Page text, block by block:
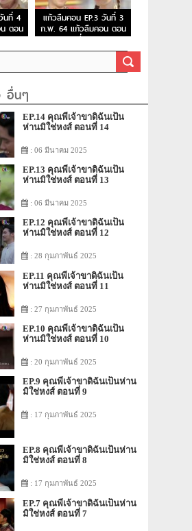
นที่ 4
ตอน
แก้วลืมคอน EP.3 วันที่ 3
ก.พ. 64 แก้วลืมคอน ตอน
ที่ 3
อื่นๆ
EP.14 คุณพี่เจ้าขาดิฉันเป็น
ห่านมิใช่หงส์ ตอนที่ 14
: 06 มีนาคม 2025
EP.13 คุณพี่เจ้าขาดิฉันเป็น
ห่านมิใช่หงส์ ตอนที่ 13
: 06 มีนาคม 2025
EP.12 คุณพี่เจ้าขาดิฉันเป็น
ห่านมิใช่หงส์ ตอนที่ 12
: 28 กุมภาพันธ์ 2025
EP.11 คุณพี่เจ้าขาดิฉันเป็น
ห่านมิใช่หงส์ ตอนที่ 11
: 27 กุมภาพันธ์ 2025
EP.10 คุณพี่เจ้าขาดิฉันเป็น
ห่านมิใช่หงส์ ตอนที่ 10
: 20 กุมภาพันธ์ 2025
EP.9 คุณพี่เจ้าขาดิฉันเป็นห่าน
มิใช่หงส์ ตอนที่ 9
: 17 กุมภาพันธ์ 2025
EP.8 คุณพี่เจ้าขาดิฉันเป็นห่าน
มิใช่หงส์ ตอนที่ 8
: 17 กุมภาพันธ์ 2025
EP.7 คุณพี่เจ้าขาดิฉันเป็นห่าน
มิใช่หงส์ ตอนที่ 7